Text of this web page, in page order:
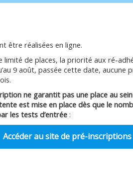
être réalisées en ligne.
limité de places, la priorité aux ré-
9 août, passée cette date,
ne garantit pas une place au
est mise en place dès que le
les tests d’entrée :
Accéder au site de pré-inscriptions